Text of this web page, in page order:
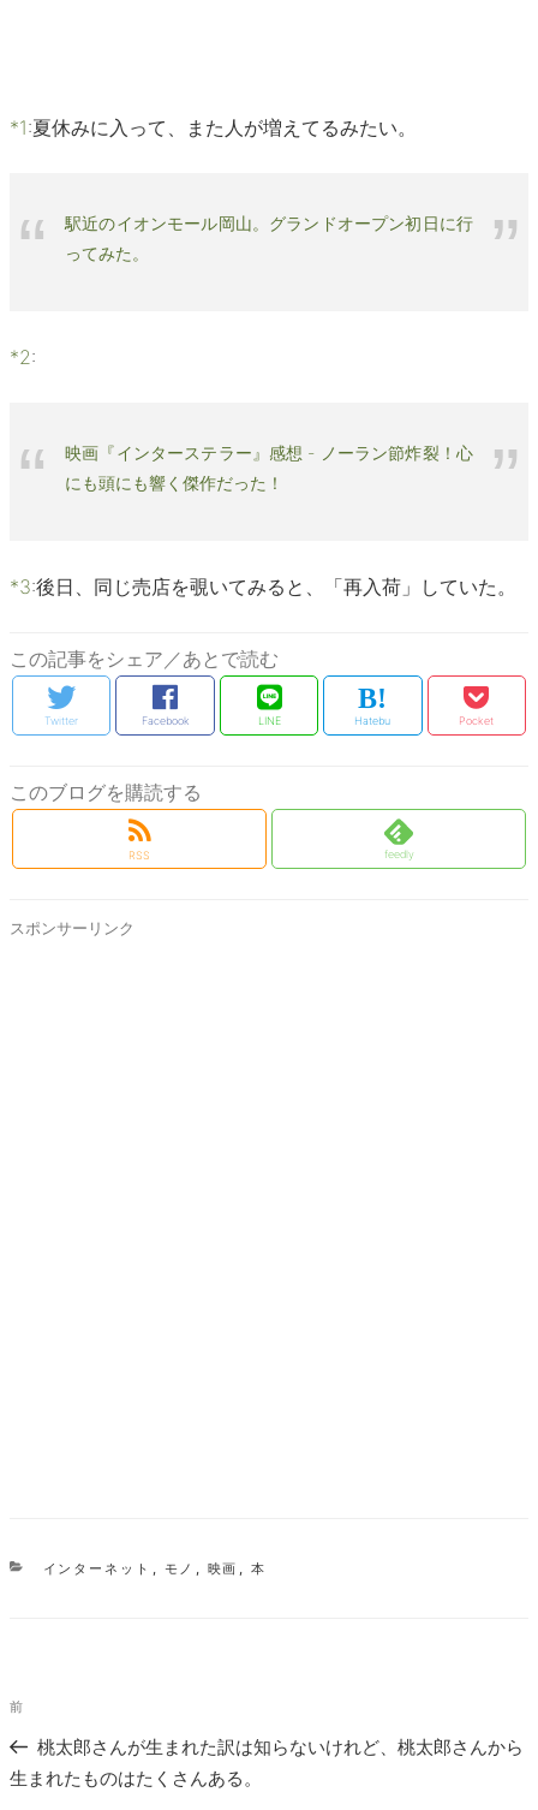
*1:夏休みに入って、また人が増えてるみたい。
駅近のイオンモール岡山。グランドオープン初日に行
ってみた。
*2:
映画『インターステラー』感想 - ノーラン節炸裂！心
にも頭にも響く傑作だった！
*3:後日、同じ売店を覗いてみると、「再入荷」していた。
この記事をシェア／あとで読む
Twitter Facebook LINE Hatebu Pocket
このブログを購読する
RSS feedly
スポンサーリンク
カ
インターネット モノ 映画 本
ナ
ビ
過
去
の
前
桃太郎さんが生まれた訳は知らないけれど、桃太郎さんから
生まれたものはたくさんある。